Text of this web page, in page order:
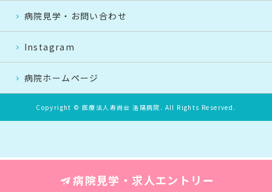
病院見学・求人エントリー
病院見学・お問い合わせ
Instagram
病院ホームページ
Copyright © 医療法人寿尚会 洛陽病院. All Rights Reserved.